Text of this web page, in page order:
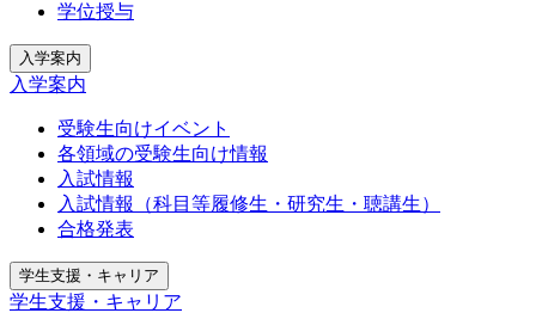
学位授与
入学案内
入学案内
受験生向けイベント
各領域の受験生向け情報
入試情報
入試情報（科目等履修生・研究生・聴講生）
合格発表
学生支援・キャリア
学生支援・キャリア